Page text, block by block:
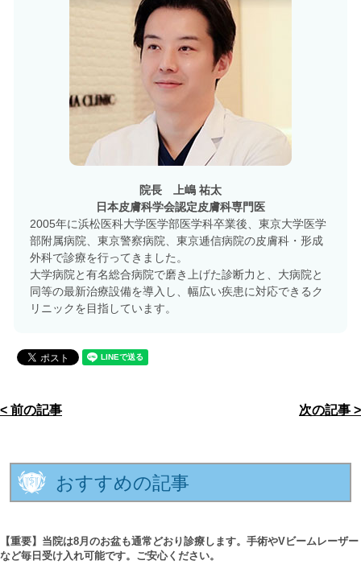
院長 上嶋 祐太
日本皮膚科学会認定皮膚科専門医
2005年に浜松医科大学医学部医学科卒業後、東京大学医学
部附属病院、東京警察病院、東京逓信病院の皮膚科・形成
外科で診療を行ってきました。
大学病院と有名総合病院で磨き上げた診断力と、大病院と
同等の最新治療設備を導入し、幅広い疾患に対応できるク
リニックを目指しています。
< 前の記事 次の記事 >
おすすめの記事
【重要】当院は8月のお盆も通常どおり診療します。手術やVビームレーザー
など毎日受け入れ可能です。ご安心ください。